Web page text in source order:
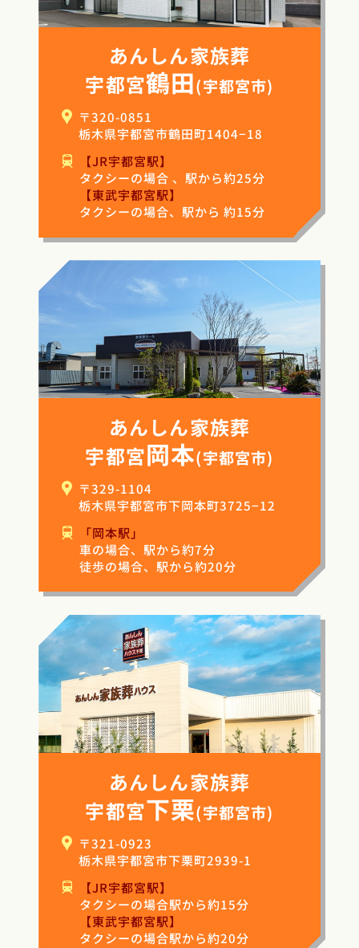
あんしん家族葬
宇都宮鶴田(宇都宮市)
〒320-0851
栃木県宇都宮市鶴田町1404−18
【JR宇都宮駅】
タクシーの場合 、駅から約25分
【東武宇都宮駅】
タクシーの場合、駅から 約15分
あんしん家族葬
宇都宮岡本(宇都宮市)
〒329-1104
栃木県宇都宮市下岡本町3725−12
「岡本駅」
車の場合、駅から約7分
徒歩の場合、駅から約20分
あんしん家族葬
宇都宮下栗(宇都宮市)
〒321-0923
栃木県宇都宮市下栗町2939-1
【JR宇都宮駅】
タクシーの場合駅から約15分
【東武宇都宮駅】
タクシーの場合駅から約20分